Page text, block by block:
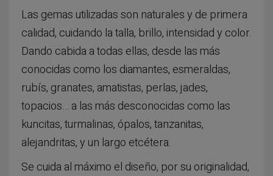
Las gemas utilizadas son naturales y de primera
calidad, cuidando la talla, brillo, intensidad y color.
Dando cabida a todas ellas, desde las más
conocidas como los diamantes, esmeraldas,
rubís, granates, amatistas, perlas, jades,
topacios… a las más desconocidas como las
kuncitas, turmalinas, ópalos, tanzanitas,
alejandritas, y un largo etcétera.
Se cuida al máximo el diseño, por su originalidad,